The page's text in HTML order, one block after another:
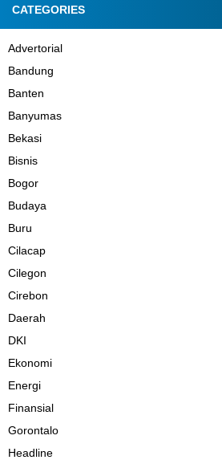
CATEGORIES
Advertorial
Bandung
Banten
Banyumas
Bekasi
Bisnis
Bogor
Budaya
Buru
Cilacap
Cilegon
Cirebon
Daerah
DKI
Ekonomi
Energi
Finansial
Gorontalo
Headline